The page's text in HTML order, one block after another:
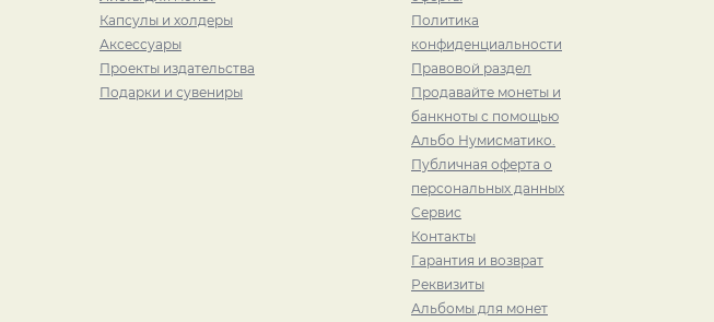
Капсулы и холдеры
Аксессуары
Проекты издательства
Подарки и сувениры
Политика
конфиденциальности
Правовой раздел
Продавайте монеты и
банкноты с помощью
Альбо Нумисматико.
Публичная оферта о
персональных данных
Сервис
Контакты
Гарантия и возврат
Реквизиты
Альбомы для монет